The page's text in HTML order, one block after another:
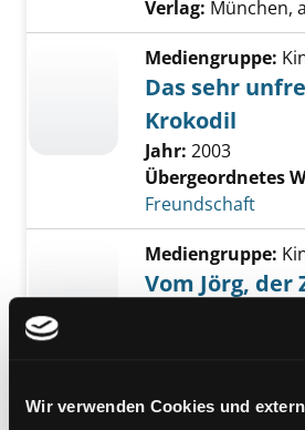
Wir verwenden Cookies und
Verlag: München,
Mediengruppe:
Das sehr
Krokodil
Jahr: 2003
Übergeordnetes
Freundschaft
Mediengruppe:
Vom Jörg, der
Jahr:2004